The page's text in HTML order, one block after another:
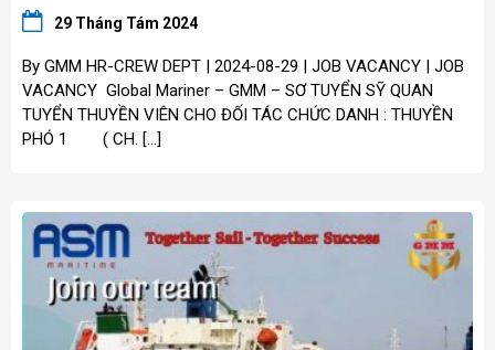
29 Tháng Tám 2024
By GMM HR-CREW DEPT | 2024-08-29 | JOB VACANCY | JOB
VACANCY Global Mariner – GMM – SƠ TUYỂN SỸ QUAN
TUYỂN THUYỀN VIÊN CHO ĐỐI TÁC CHỨC DANH : THUYỀN
PHÓ 1 ( CH. […]